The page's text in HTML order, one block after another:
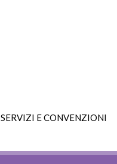
SERVIZI E CONVENZIONI